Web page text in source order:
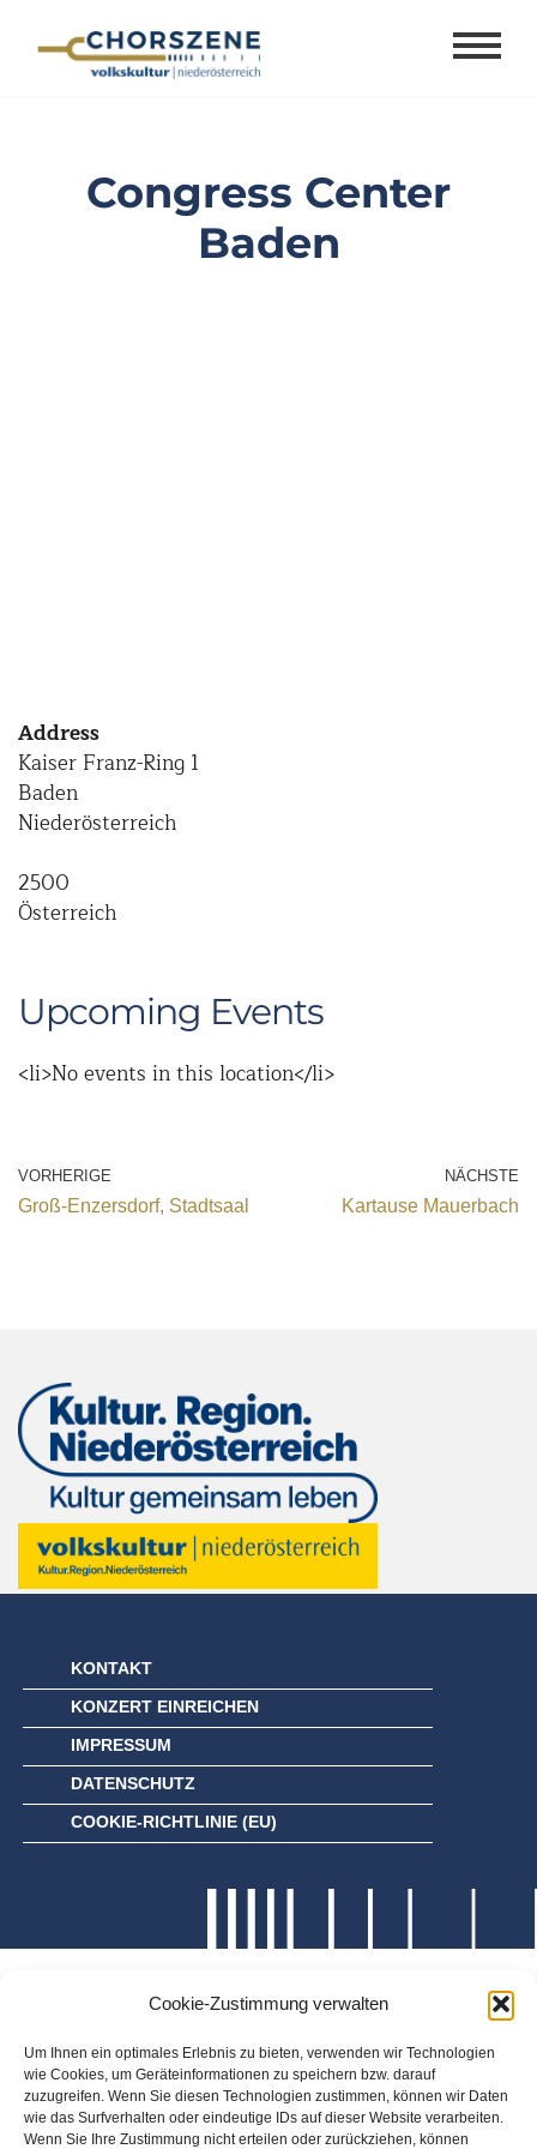
Cookie-Zustimmung verwalten
Um Ihnen ein optimales Erlebnis zu bieten, verwenden wir Technologien
wie Cookies, um Geräteinformationen zu speichern bzw. darauf
zuzugreifen. Wenn Sie diesen Technologien zustimmen, können wir Daten
wie das Surfverhalten oder eindeutige IDs auf dieser Website verarbeiten.
Wenn Sie Ihre Zustimmung nicht erteilen oder zurückziehen, können
Congress Center
Baden
Address
Kaiser Franz-Ring 1
Baden
Niederösterreich
2500
Österreich
Upcoming Events
<li>No events in this location</li>
VORHERIGE
Groß-Enzersdorf, Stadtsaal
NÄCHSTE
Kartause Mauerbach
KONTAKT
KONZERT EINREICHEN
IMPRESSUM
DATENSCHUTZ
COOKIE-RICHTLINIE (EU)